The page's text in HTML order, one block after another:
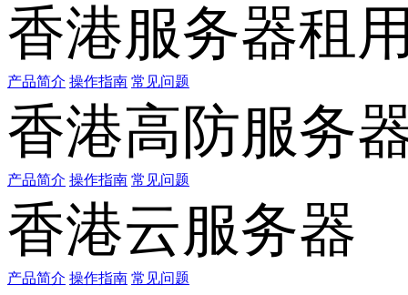
香港服务器租
产品简介 操作指南 常见问题
香港高防服务
产品简介 操作指南 常见问题
香港云服务器
产品简介 操作指南 常见问题